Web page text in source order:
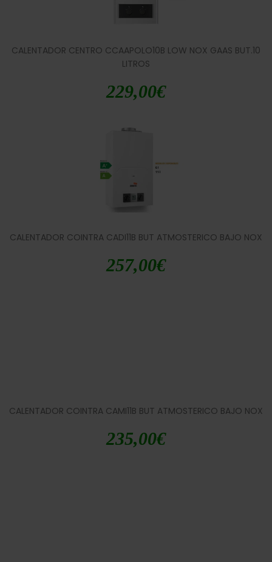
CALENTADOR CENTRO CCAAPOLO10B LOW NOX GAAS BUT.10
LITROS
229,00€
CALENTADOR COINTRA CADI11B BUT ATMOSTERICO BAJO NOX
257,00€
CALENTADOR COINTRA CAMI11B BUT ATMOSTERICO BAJO NOX
235,00€